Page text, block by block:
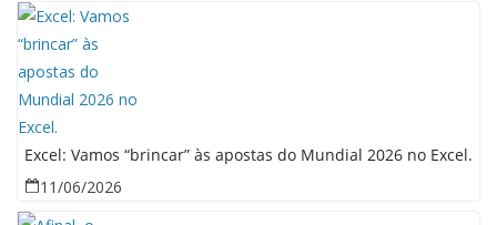
Excel: Vamos “brincar” às apostas do Mundial 2026 no Excel.
11/06/2026